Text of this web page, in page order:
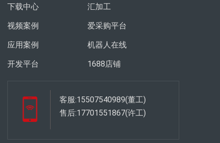
下载中心
视频案例
应用案例
开发平台
汇加工
爱采购平台
机器人在线
1688店铺
客服:15507540989(董工)
售后:17701551867(许工)